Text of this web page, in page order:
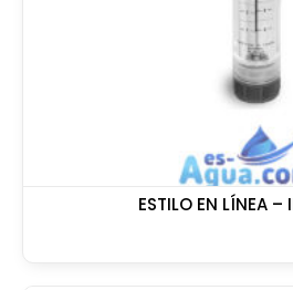
ESTILO EN LÍNEA